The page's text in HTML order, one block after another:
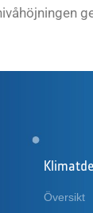
Översikt